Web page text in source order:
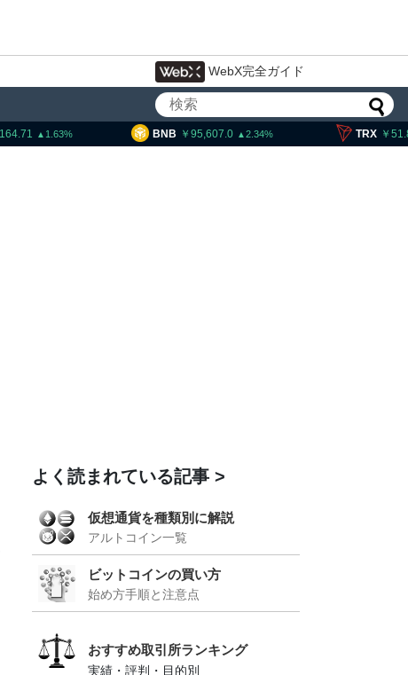
WebX完全ガイド
BNB 2.34 TRX 0.34
よく読まれている記事
仮想通貨を種類別に解説
アルトコイン一覧
ビットコインの買い方
始め方手順と注意点
おすすめ取引所ランキング
実績・評判・目的別